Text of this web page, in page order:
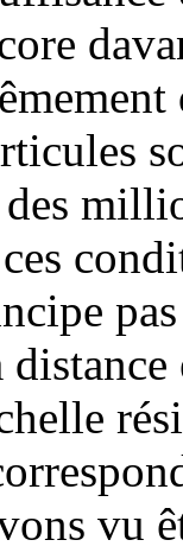
ces
vu